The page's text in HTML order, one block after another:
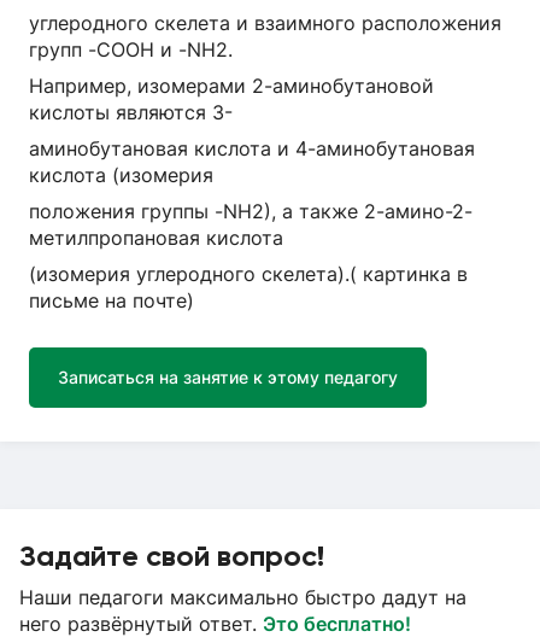
углеродного скелета и взаимного расположения
групп -COOH и -NH2.
Например, изомерами 2-аминобутановой
кислоты являются 3-
аминобутановая кислота и 4-аминобутановая
кислота (изомерия
положения группы -NH2), а также 2-амино-2-
метилпропановая кислота
(изомерия углеродного скелета).( картинка в
письме на почте)
Записаться на занятие к этому педагогу
Задайте свой вопрос!
Наши педагоги максимально быстро дадут на
него развёрнутый ответ. Это бесплатно!